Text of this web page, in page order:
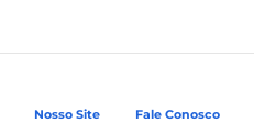
Nosso Site Fale Conosco